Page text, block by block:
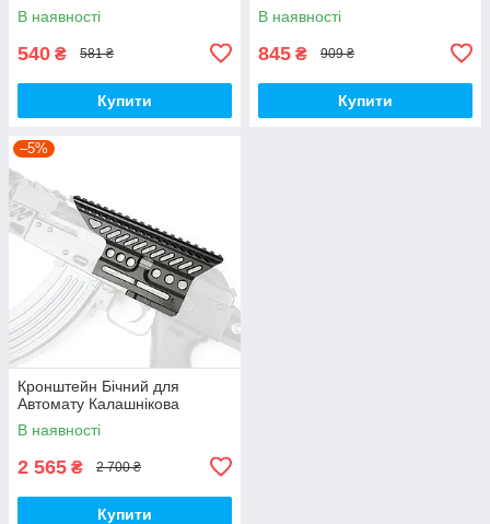
В наявності
540 ₴ 581 ₴
Купити
В наявності
845 ₴ 909 ₴
Купити
–5%
Кронштейн Бічний для
Автомату Калашнікова
В наявності
2 565 ₴ 2 700 ₴
Купити